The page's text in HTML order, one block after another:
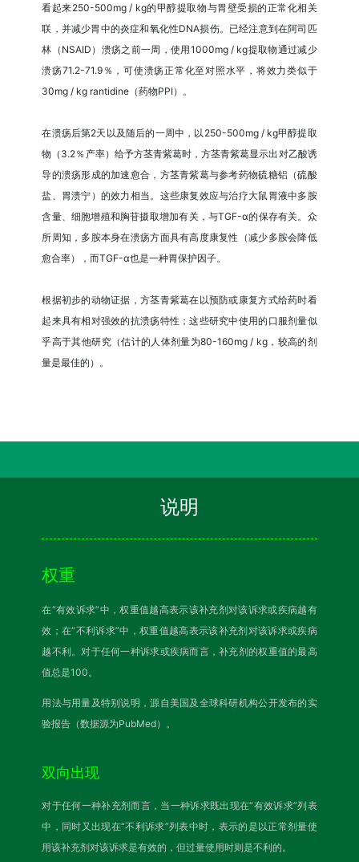
看起来250-500mg / kg的甲醇提取物与胃壁受损的正常化相关
联，并减少胃中的炎症和氧化性DNA损伤。已经注意到在阿司匹
林（NSAID）溃疡之前一周，使用1000mg / kg提取物通过减少
溃疡71.2-71.9％，可使溃疡正常化至对照水平，将效力类似于
30mg / kg rantidine（药物PPI）。
在溃疡后第2天以及随后的一周中，以250-500mg / kg甲醇提取
物（3.2％产率）给予方茎青紫葛时，方茎青紫葛显示出对乙酸诱
导的溃疡形成的加速愈合，方茎青紫葛与参考药物硫糖铝（硫酸
盐、胃溃宁）的效力相当。这些康复效应与治疗大鼠胃液中多胺
含量、细胞增殖和胸苷摄取增加有关，与TGF-α的保存有关。众
所周知，多胺本身在溃疡方面具有高度康复性（减少多胺会降低
愈合率），而TGF-α也是一种胃保护因子。
根据初步的动物证据，方茎青紫葛在以预防或康复方式给药时看
起来具有相对强效的抗溃疡特性；这些研究中使用的口服剂量似
乎高于其他研究（估计的人体剂量为80-160mg / kg，较高的剂
量是最佳的）。
说明
权重
在“有效诉求”中，权重值越高表示该补充剂对该诉求或疾病越有
效；在“不利诉求”中，权重值越高表示该补充剂对该诉求或疾病
越不利。对于任何一种诉求或疾病而言，补充剂的权重值的最高
值总是100。
用法与用量及特别说明，源自美国及全球科研机构公开发布的实
验报告（数据源为PubMed）。
双向出现
对于任何一种补充剂而言，当一种诉求既出现在“有效诉求”列表
中，同时又出现在“不利诉求”列表中时，表示的是以正常剂量使
用该补充剂对该诉求是有效的，但过量使用时则是不利的。